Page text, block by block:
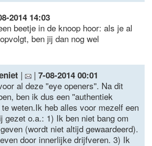
2014 14:03
beetje in de knoop hoor: als je al
ben jij dan nog wel
| | 7-08-2014 00:01
al deze ''eye openers''. Na dit
ben ik dus een ''authentiek
weten.Ik heb alles voor mezelf een
gezet o.a.: 1) Ik ben niet bang om
(wordt niet altijd gewaardeerd).
door innerlijke drijfveren. 3) Ik